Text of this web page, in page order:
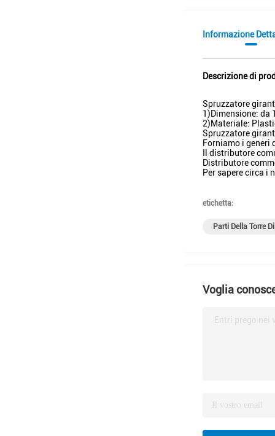
Informazione
Descrizione di
Spruzzatore
1)Dimensione: da
2)Materiale:
Spruzzatore
Forniamo i generi
Il distributore
Distributore
Per sapere circa i
etichetta:
Parti Della Torre
Voglia
Entri prego